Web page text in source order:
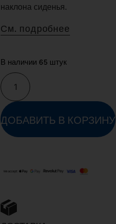
наклона сиденья.
См. подробнее
В наличии 65 штук
ДОБАВИТЬ В КОРЗИНУ